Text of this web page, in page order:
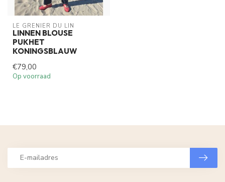
LE GRENIER DU LIN
LINNEN BLOUSE
PUKHET
KONINGSBLAUW
€79,00
Op voorraad